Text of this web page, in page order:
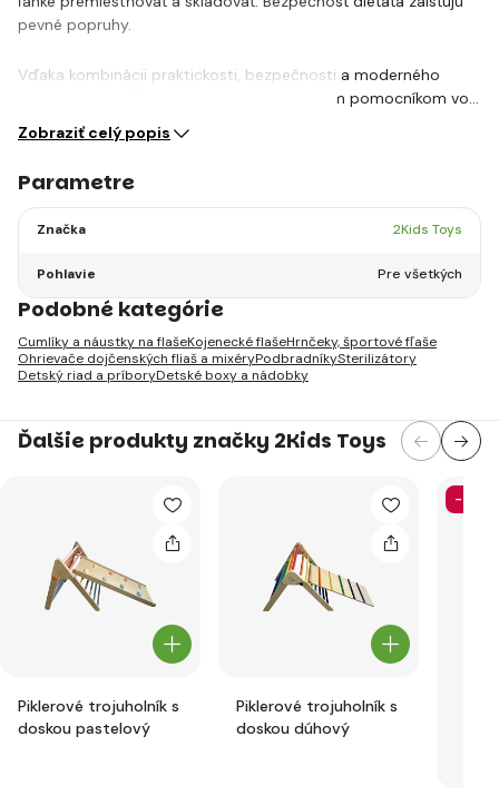
pevné popruhy.
Vďaka kombinácii praktickosti, bezpečnosti a moderného
designu sa stolička stane nepostrádateľným pomocníkom vo…
Zobraziť celý popis
Parametre
Značka 2Kids Toys
Pohlavie Pre všetkých
Podobné kategórie
Cumlíky a náustky na flašeKojenecké flašeHrnčeky, športové fľaše
Ohrievače dojčenských fliaš a mixéryPodbradníkySterilizátory
Detský riad a príboryDetské boxy a nádobky
Ďalšie produkty značky 2Kids Toys
Piklerové trojuholník s
doskou pastelový
Piklerové trojuholník s
doskou dúhový
-26%